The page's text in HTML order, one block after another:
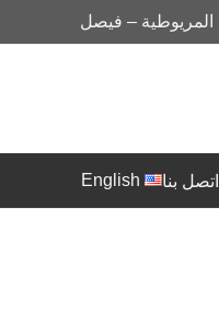
المريوطية – فيصل
اتصل بنا English